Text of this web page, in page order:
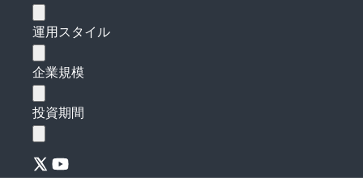
運用スタイル
企業規模
投資期間